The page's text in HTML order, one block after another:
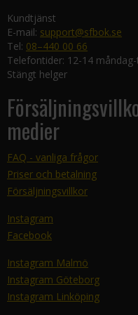
Kundtjänst
E-mail: support@sfbok.se
Tel: 08–440 00 66
Telefontider: 12-14
Stängt helger
medier
FAQ - vanliga frågor
Priser och betalning
Försäljningsvillkor
Instagram
Facebook
Instagram Malmö
Instagram Göteborg
Instagram Linköping